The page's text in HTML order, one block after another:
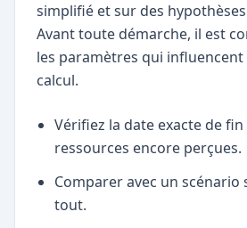
simplifié et sur des
Avant toute démarche, il est
les paramètres qui
calcul.
Vérifiez la date exacte de
ressources encore perçues.
Comparer avec un scénario
tout.